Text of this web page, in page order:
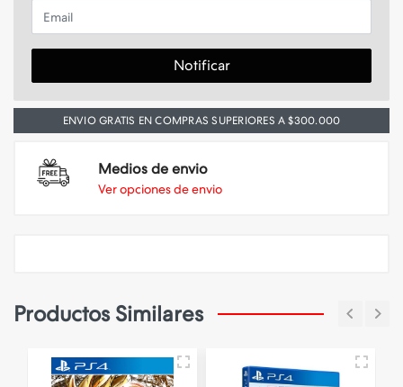
Email
Notificar
ENVIO GRATIS EN COMPRAS SUPERIORES A $300.000
Medios de envio
Ver opciones de envio
Productos Similares